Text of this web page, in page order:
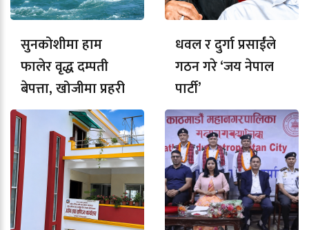
सुनकोशीमा हाम
फालेर वृद्ध दम्पती
बेपत्ता, खोजीमा प्रहरी
धवल र दुर्गा प्रसाईंले
गठन गरे ‘जय नेपाल
पार्टी’